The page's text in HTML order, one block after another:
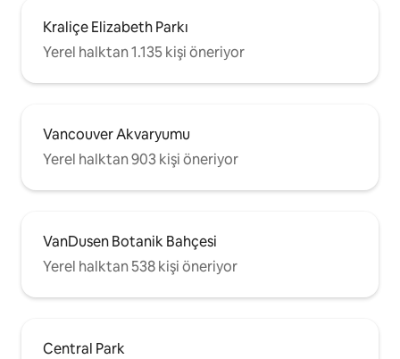
Kraliçe Elizabeth Parkı
Yerel halktan 1.135 kişi öneriyor
Vancouver Akvaryumu
Yerel halktan 903 kişi öneriyor
VanDusen Botanik Bahçesi
Yerel halktan 538 kişi öneriyor
Central Park